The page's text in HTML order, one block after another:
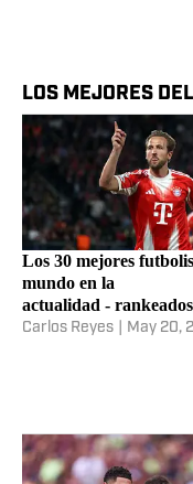
LOS MEJORES
Los 30 mejores
mundo en la
actualidad - rankeados
Carlos Reyes May 20,